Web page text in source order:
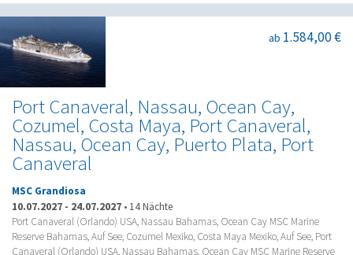
Port Canaveral, Nassau, Ocean Cay,
Cozumel, Costa Maya, Port Canaveral,
Nassau, Ocean Cay, Puerto Plata, Port
Canaveral
ab 1.584,00 €
MSC Grandiosa
10.07.2027 - 24.07.2027 • 14 Nächte
Port Canaveral (Orlando) USA, Nassau Bahamas, Ocean Cay MSC Marine
Reserve Bahamas, Auf See, Cozumel Mexiko, Costa Maya Mexiko, Auf See, Port
Canaveral (Orlando) USA, Nassau Bahamas, Ocean Cay MSC Marine Reserve